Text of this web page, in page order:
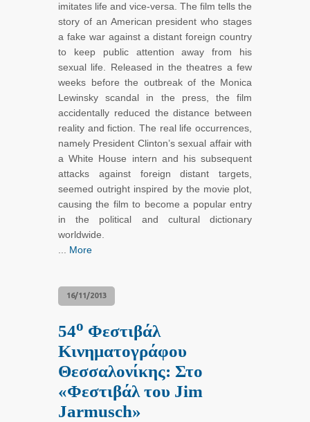
imitates life and vice-versa. The film tells the
story of an American president who stages
a fake war against a distant foreign country
to keep public attention away from his
sexual life. Released in the theatres a few
weeks before the outbreak of the Monica
Lewinsky scandal in the press, the film
accidentally reduced the distance between
reality and fiction. The real life occurrences,
namely President Clinton’s sexual affair with
a White House intern and his subsequent
attacks against foreign distant targets,
seemed outright inspired by the movie plot,
causing the film to become a popular entry
in the political and cultural dictionary
worldwide.
More
16/11/2013
54ο Φεστιβάλ
Κινηματογράφου
Θεσσαλονίκης: Στο
«Φεστιβάλ του Jim
Jarmusch»